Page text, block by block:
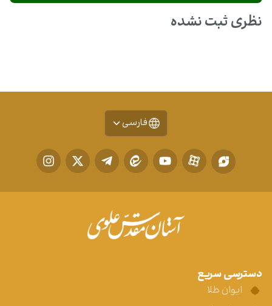
نظری ثبت نشده
فارسی
دسترسی سریع
ایوان طلا